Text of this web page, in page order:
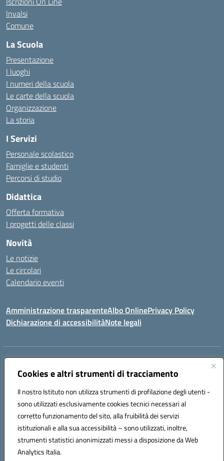
Cookies e altri strumenti di tracciamento
Il nostro Istituto non utilizza strumenti di profilazione degli utenti -
sono utilizzati esclusivamente cookies tecnici necessari al
corretto funzionamento del sito, alla fruibilità dei servizi
istituzionali e alla sua accessibilità – sono utilizzati, inoltre,
strumenti statistici anonimizzati messi a disposizione da Web
Analytics Italia.
Invalsi
Comune
La Scuola
Presentazione
I luoghi
I numeri della scuola
Le carte della scuola
Organizzazione
La storia
I Servizi
Personale scolastico
Famiglie e studenti
Percorsi di studio
Didattica
Offerta formativa
I progetti delle classi
Novità
Le notizie
Le circolari
Calendario eventi
Amministrazione trasparenteAlbo OnlinePrivacy Policy
Dichiarazione di accessibilitàNote legali
Indirizzo:
Centralino:+39 071 89 52 08 Email:anic82000a@istruzione.it
Codice fiscale: 93084540421
Codice meccanografico:
ANIC82000A
Codice unico di fatturazione (CUF): UFF6L6